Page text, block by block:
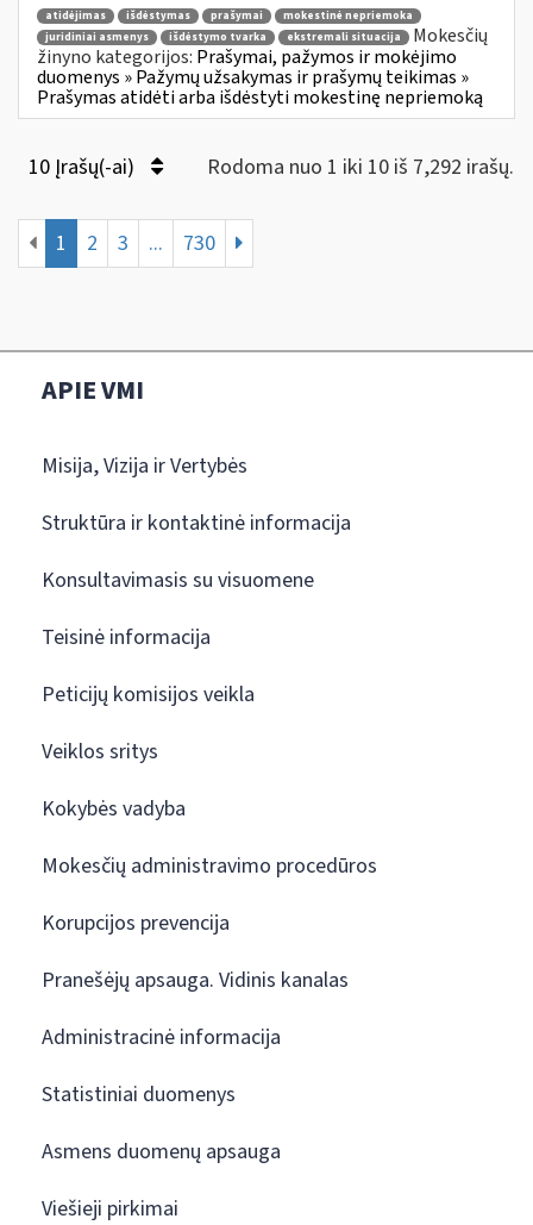
atidėjimas išdėstymas prašymai
mokestinė nepriemoka
juridiniai asmenys
išdėstymo tvarka ekstremali situacija
Mokesčių
žinyno kategorijos: Prašymai, pažymos ir mokėjimo
duomenys » Pažymų užsakymas ir prašymų teikimas »
Prašymas atidėti arba išdėstyti mokestinę nepriemoką
10 Įrašų(-ai) Rodoma nuo 1 iki 10 iš 7,292 irašų.
1 2 3 ... 730
APIE VMI
Misija, Vizija ir Vertybės
Struktūra ir kontaktinė informacija
Konsultavimasis su visuomene
Teisinė informacija
Peticijų komisijos veikla
Veiklos sritys
Kokybės vadyba
Mokesčių administravimo procedūros
Korupcijos prevencija
Pranešėjų apsauga. Vidinis kanalas
Administracinė informacija
Statistiniai duomenys
Asmens duomenų apsauga
Viešieji pirkimai